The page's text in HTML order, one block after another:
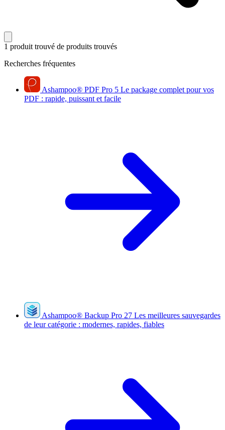
1 produit trouvé de produits trouvés
Recherches fréquentes
Ashampoo® PDF Pro 5 Le package complet pour vos
PDF : rapide, puissant et facile
Ashampoo® Backup Pro 27 Les meilleures sauvegardes
de leur catégorie : modernes, rapides, fiables